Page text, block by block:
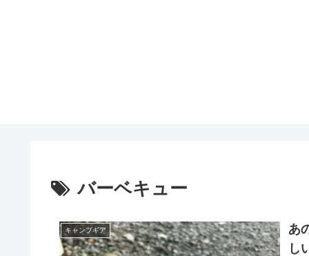
バーベキュー
キャンプギア
あ
し